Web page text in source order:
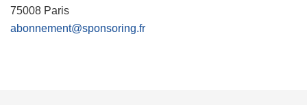
75008 Paris
abonnement@sponsoring.fr